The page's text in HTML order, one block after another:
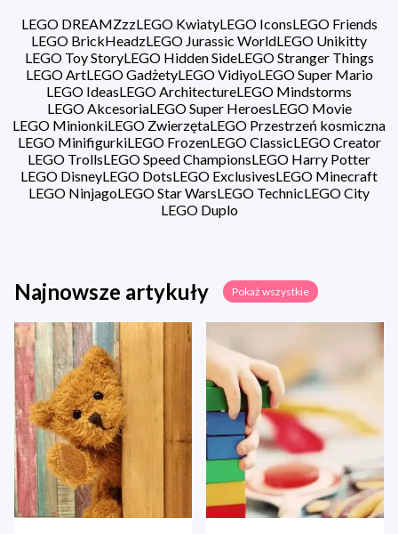
LEGO DREAMZzzLEGO KwiatyLEGO IconsLEGO Friends
LEGO BrickHeadzLEGO Jurassic WorldLEGO Unikitty
LEGO Toy StoryLEGO Hidden SideLEGO Stranger Things
LEGO ArtLEGO GadżetyLEGO VidiyoLEGO Super Mario
LEGO IdeasLEGO ArchitectureLEGO Mindstorms
LEGO AkcesoriaLEGO Super HeroesLEGO Movie
LEGO MinionkiLEGO ZwierzętaLEGO Przestrzeń kosmiczna
LEGO MinifigurkiLEGO FrozenLEGO ClassicLEGO Creator
LEGO TrollsLEGO Speed ChampionsLEGO Harry Potter
LEGO DisneyLEGO DotsLEGO ExclusivesLEGO Minecraft
LEGO NinjagoLEGO Star WarsLEGO TechnicLEGO City
LEGO Duplo
Najnowsze artykuły Pokaż wszystkie